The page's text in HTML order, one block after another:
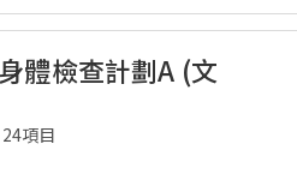
體檢查計劃A (文
24項目